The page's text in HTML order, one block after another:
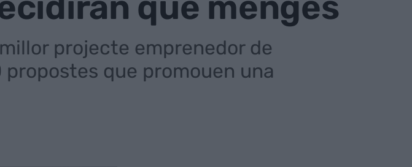
projecte emprenedor de
que promouen una